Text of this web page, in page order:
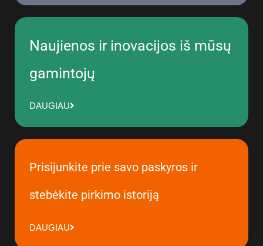
Naujienos ir inovacijos iš mūsų
gamintojų
DAUGIAU
Prisijunkite prie savo paskyros ir
stebėkite pirkimo istoriją
DAUGIAU